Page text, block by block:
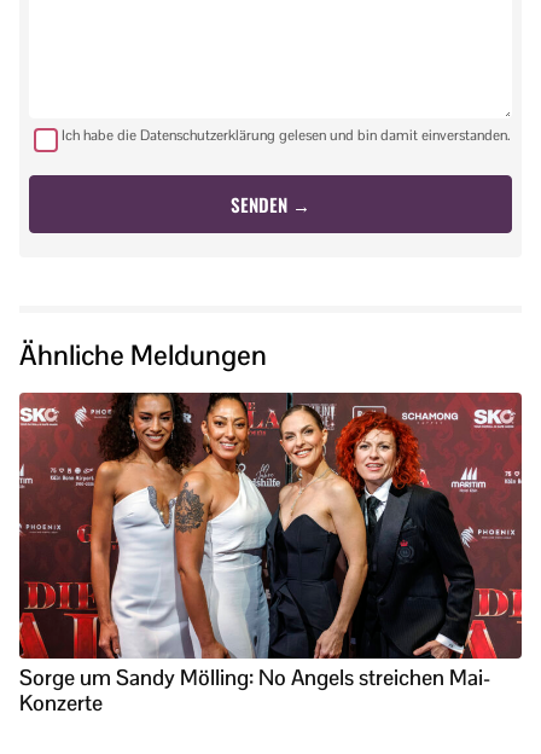
Ich habe die Datenschutzerklärung gelesen und bin damit einverstanden.
Ähnliche Meldungen
Sorge um Sandy Mölling: No Angels streichen Mai-
Konzerte